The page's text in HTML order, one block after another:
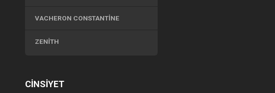
VACHERON CONSTANTINE
ZENITH
CINSIYET